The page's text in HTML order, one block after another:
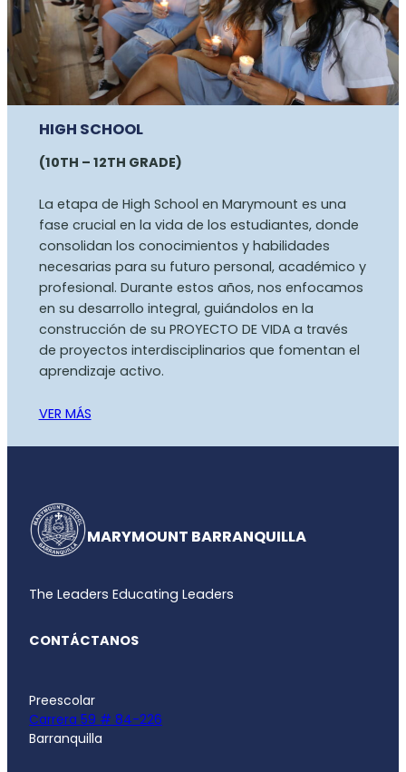
HIGH SCHOOL
(10TH – 12TH GRADE)
La etapa de High School en Marymount es una
fase crucial en la vida de los estudiantes, donde
consolidan los conocimientos y habilidades
necesarias para su futuro personal, académico y
profesional. Durante estos años, nos enfocamos
en su desarrollo integral, guiándolos en la
construcción de su PROYECTO DE VIDA a través
de proyectos interdisciplinarios que fomentan el
aprendizaje activo.
VER MÁS
MARYMOUNT BARRANQUILLA
The Leaders Educating Leaders
CONTÁCTANOS
Preescolar
Carrera 59 # 84-226
Barranquilla